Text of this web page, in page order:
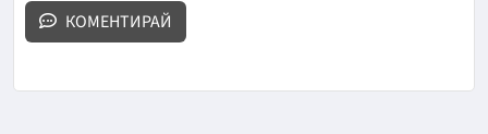
КОМЕНТИРАЙ